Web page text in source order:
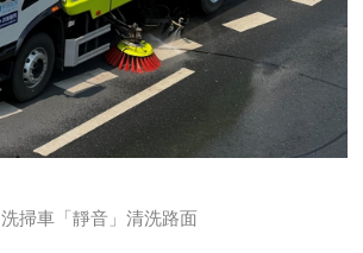
洗掃車「靜音」清洗路面